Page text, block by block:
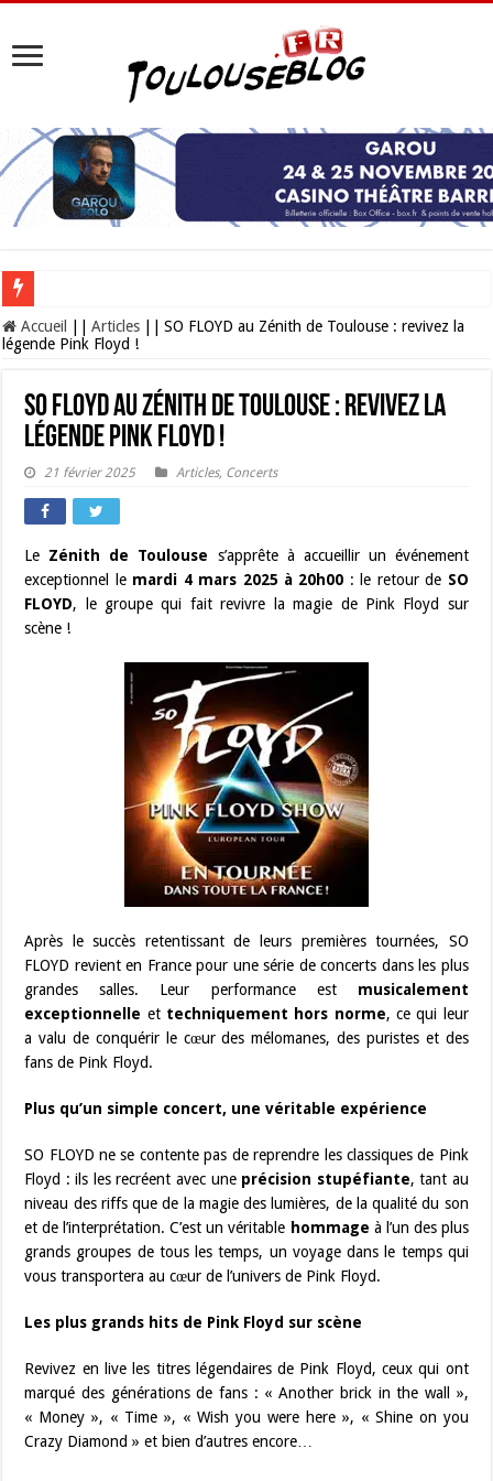
Les Nocturnes de la Cité de l’espace 2026 : l’événement incontournable de
Accueil Articles
SO FLOYD au Zénith de Toulouse : revivez la
légende Pink Floyd !
SO FLOYD au Zénith de Toulouse : revivez la
légende Pink Floyd !
21 février 2025 Articles, Concerts
Le Zénith de Toulouse s’apprête à accueillir un événement
exceptionnel le mardi 4 mars 2025 à 20h00 : le retour de SO
FLOYD, le groupe qui fait revivre la magie de Pink Floyd sur
scène !
Après le succès retentissant de leurs premières tournées, SO
FLOYD revient en France pour une série de concerts dans les plus
grandes salles. Leur performance est musicalement
exceptionnelle et techniquement hors norme, ce qui leur
a valu de conquérir le cœur des mélomanes, des puristes et des
fans de Pink Floyd.
Plus qu’un simple concert, une véritable expérience
SO FLOYD ne se contente pas de reprendre les classiques de Pink
Floyd : ils les recréent avec une précision stupéfiante, tant au
niveau des riffs que de la magie des lumières, de la qualité du son
et de l’interprétation. C’est un véritable hommage à l’un des plus
grands groupes de tous les temps, un voyage dans le temps qui
vous transportera au cœur de l’univers de Pink Floyd.
Les plus grands hits de Pink Floyd sur scène
Revivez en live les titres légendaires de Pink Floyd, ceux qui ont
marqué des générations de fans : « Another brick in the wall »,
« Money », « Time », « Wish you were here », « Shine on you
Crazy Diamond » et bien d’autres encore…